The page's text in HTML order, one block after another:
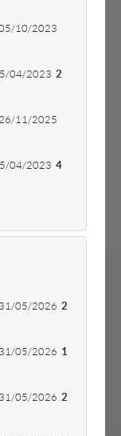
05/10/2023
04/2023 2
26/11/2025
04/2023 4
31/05/2026 2
31/05/2026 1
31/05/2026 2